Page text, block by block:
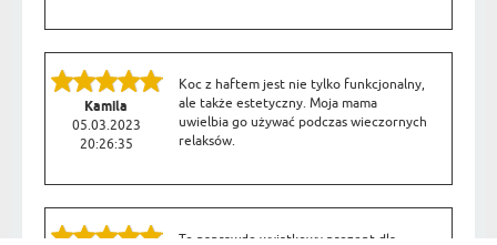
Kamila
05.03.2023
20:26:35
Koc z haftem jest nie tylko funkcjonalny,
ale także estetyczny. Moja mama
uwielbia go używać podczas wieczornych
relaksów.
To naprawdę wyjątkowy prezent dla